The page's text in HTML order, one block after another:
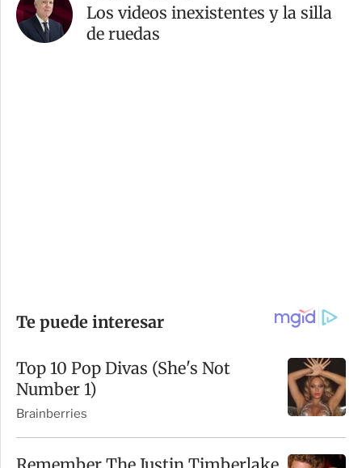
Los videos inexistentes y la silla
de ruedas